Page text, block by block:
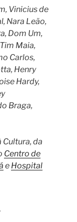
Vinicius de
Nara Leão,
Dom Um,
Maia,
Carlos,
Henry
Hardy,
Braga,
da
Centro de
e Hospital